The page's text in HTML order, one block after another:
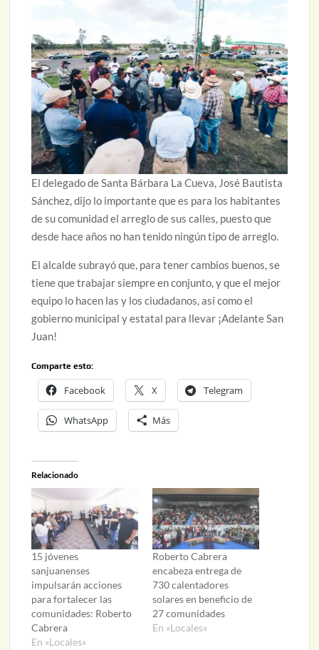
El delegado de Santa Bárbara La Cueva, José Bautista
Sánchez, dijo lo importante que es para los habitantes
de su comunidad el arreglo de sus calles, puesto que
desde hace años no han tenido ningún tipo de arreglo.
El alcalde subrayó que, para tener cambios buenos, se
tiene que trabajar siempre en conjunto, y que el mejor
equipo lo hacen las y los ciudadanos, así como el
gobierno municipal y estatal para llevar ¡Adelante San
Juan!
Comparte esto:
Facebook X Telegram
WhatsApp Más
Relacionado
15 jóvenes
sanjuanenses
impulsarán acciones
para fortalecer las
comunidades: Roberto
Cabrera
En «Locales»
Roberto Cabrera
encabeza entrega de
730 calentadores
solares en beneficio de
27 comunidades
En «Locales»